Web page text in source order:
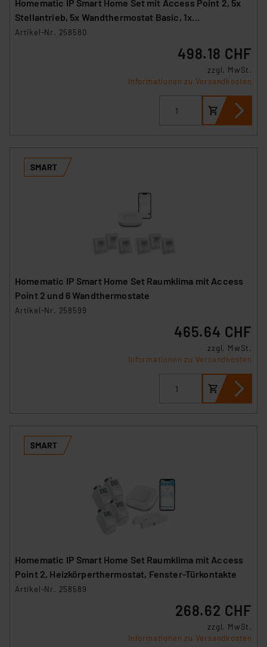
Homematic IP Smart Home Set mit Access Point 2, 5x
Stellantrieb, 5x Wandthermostat Basic, 1x
Fußbodenheizungscontroller
Artikel-Nr. 258580
498.18 CHF
zzgl. MwSt.
Informationen zu Versandkosten
Homematic IP Smart Home Set Raumklima mit Access
Point 2 und 6 Wandthermostate
Artikel-Nr. 258599
465.64 CHF
zzgl. MwSt.
Informationen zu Versandkosten
Homematic IP Smart Home Set Raumklima mit Access
Point 2, Heizkörperthermostat, Fenster-Türkontakte
Artikel-Nr. 258589
268.62 CHF
zzgl. MwSt.
Informationen zu Versandkosten